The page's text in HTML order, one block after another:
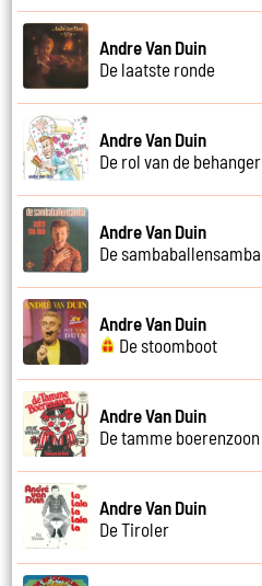
Andre Van Duin
De laatste ronde
Andre Van Duin
De rol van de behanger
Andre Van Duin
De sambaballensamba
Andre Van Duin
De stoomboot
Andre Van Duin
De tamme boerenzoon
Andre Van Duin
De Tiroler